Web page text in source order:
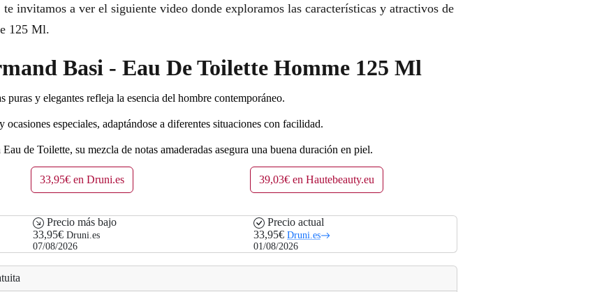
te invitamos a ver el siguiente video donde exploramos las características y atractivos de
125 Ml.
Basi - Eau De Toilette Homme 125 Ml
puras y elegantes refleja la esencia del hombre contemporáneo.
ocasiones especiales, adaptándose a diferentes situaciones con facilidad.
Eau de Toilette, su mezcla de notas amaderadas asegura una buena duración en piel.
33,95€ en Druni.es 39,03€ en Hautebeauty.eu
Precio más bajo
33,95€ Druni.es
07/08/2026
Precio actual
33,95€ Druni.es
01/08/2026